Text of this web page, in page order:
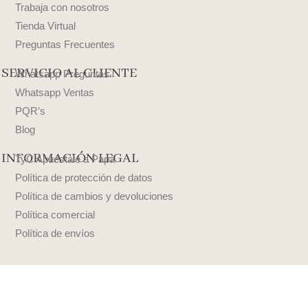
Trabaja con nosotros
Tienda Virtual
Preguntas Frecuentes
SERVICIO AL CLIENTE
Whatsapp Preguntas
Whatsapp Ventas
PQR’s
Blog
INFORMACIÓN LEGAL
TyC Apuéstale a Papá
Política de protección de datos
Política de cambios y devoluciones
Política comercial
Política de envíos